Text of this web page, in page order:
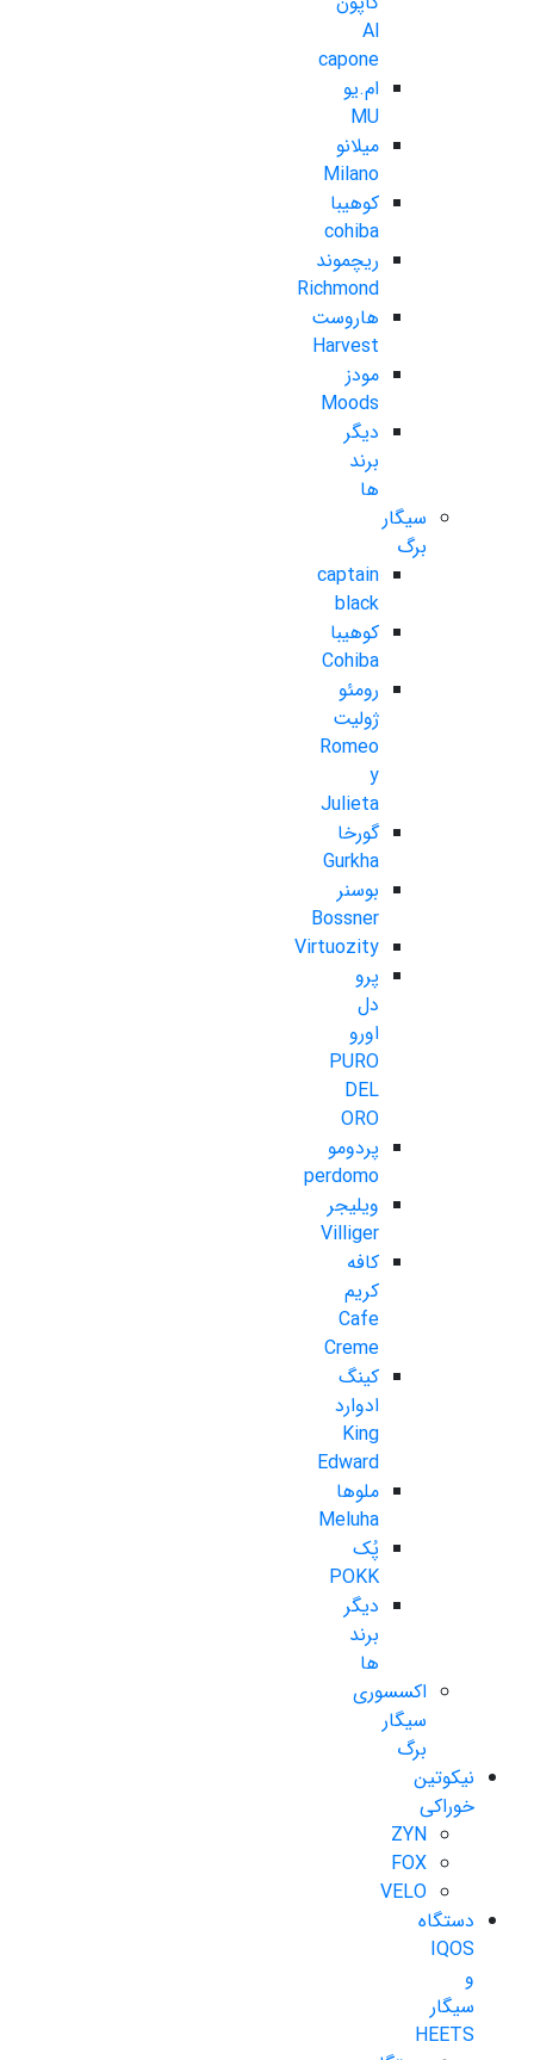
Al
capone
ام.یو
MU
میلانو
Milano
کوهیبا
cohiba
ریچموند
Richmond
هاروست
Harvest
مودز
Moods
دیگر
برند
ها
سیگار
برگ
captain
black
کوهیبا
Cohiba
رومئو
ژولیت
Romeo
y
Julieta
گورخا
Gurkha
بوسنر
Bossner
Virtuozity
پرو
دل
اورو
PURO
DEL
ORO
پردومو
perdomo
ویلیجر
Villiger
کافه
کریم
Cafe
Creme
کینگ
ادوارد
King
Edward
ملوها
Meluha
پُک
POKK
دیگر
برند
ها
اکسسوری
سیگار
برگ
نیکوتین
خوراکی
ZYN
FOX
VELO
دستگاه
IQOS
و
سیگار
HEETS